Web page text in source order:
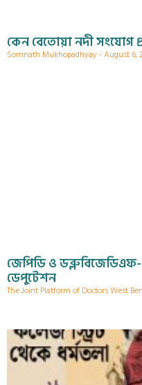
কেন বেতোয়া নদী সংযোগ
Somnath Mukhopadhyay August 6,
জেপিডি ও ডব্লুবিজেডিএফ-
ডেপুটেশন
The Joint Platform of Doctors West